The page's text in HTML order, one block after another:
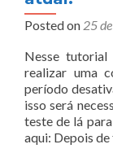
Posted on 25
Nesse tutorial
realizar uma
período
isso será
teste de lá
aqui: Depois